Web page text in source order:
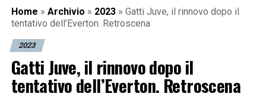
Home » Archivio » 2023 » Gatti Juve, il rinnovo dopo il
tentativo dell’Everton. Retroscena
2023
Gatti Juve, il rinnovo dopo il
tentativo dell’Everton. Retroscena